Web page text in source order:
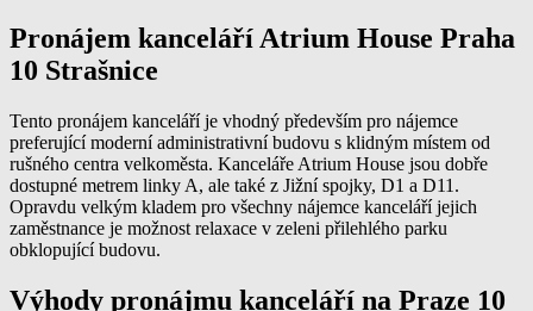
Pronájem kanceláří Atrium House Praha
10 Strašnice
Tento pronájem kanceláří je vhodný především pro nájemce
preferující moderní administrativní budovu s klidným místem od
rušného centra velkoměsta. Kanceláře Atrium House jsou dobře
dostupné metrem linky A, ale také z Jižní spojky, D1 a D11.
Opravdu velkým kladem pro všechny nájemce kanceláří jejich
zaměstnance je možnost relaxace v zeleni přilehlého parku
obklopující budovu.
Výhody pronájmu kanceláří na Praze 10